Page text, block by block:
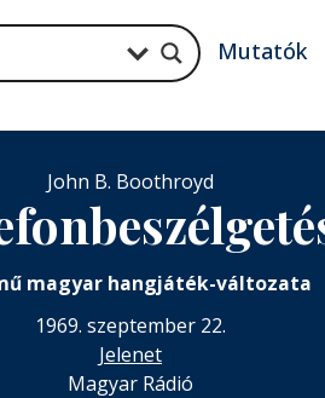
Mutatók
John B. Boothroyd
magyar hangjáték-változata
1969. szeptember 22.
Jelenet
Magyar Rádió